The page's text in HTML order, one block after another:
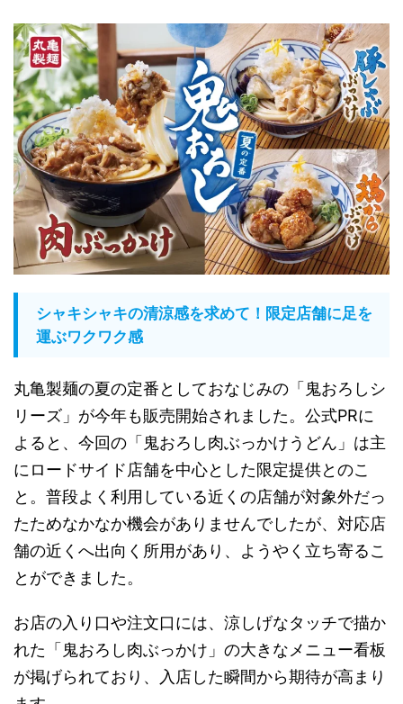
シャキシャキの清涼感を求めて！限定店舗に足を
運ぶワクワク感
丸亀製麺の夏の定番としておなじみの「鬼おろしシ
リーズ」が今年も販売開始されました。公式PRに
よると、今回の「鬼おろし肉ぶっかけうどん」は主
にロードサイド店舗を中心とした限定提供とのこ
と。普段よく利用している近くの店舗が対象外だっ
たためなかなか機会がありませんでしたが、対応店
舗の近くへ出向く所用があり、ようやく立ち寄るこ
とができました。
お店の入り口や注文口には、涼しげなタッチで描か
れた「鬼おろし肉ぶっかけ」の大きなメニュー看板
が掲げられており、入店した瞬間から期待が高まり